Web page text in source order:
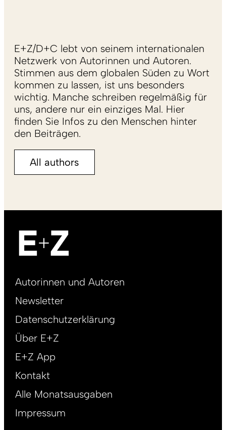
E+Z/D+C lebt von seinem internationalen
Netzwerk von Autorinnen und Autoren.
Stimmen aus dem globalen Süden zu Wort
kommen zu lassen, ist uns besonders
wichtig. Manche schreiben regelmäßig für
uns, andere nur ein einziges Mal. Hier
finden Sie Infos zu den Menschen hinter
den Beiträgen.
All authors
Footer
DE
Autorinnen und Autoren
Newsletter
Datenschutzerklärung
Über E+Z
E+Z App
Kontakt
Alle Monatsausgaben
Impressum